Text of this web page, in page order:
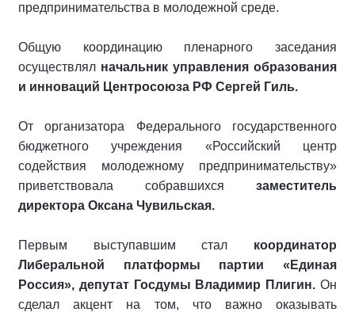
предпринимательства в молодежной среде.
Общую координацию пленарного заседания
осуществлял начальник управления образования
и инноваций Центросоюза РФ Сергей Гиль.
От организатора Федерального государственного
бюджетного учреждения «Российский центр
содействия молодежному предпринимательству»
приветствовала собравшихся заместитель
директора Оксана Чувильская.
Первым выступавшим стал координатор
Либеральной платформы партии «Единая
Россия», депутат Госдумы Владимир Плигин. Он
сделал акцент на том, что важно оказывать